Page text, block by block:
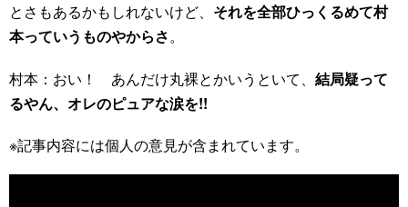
とさもあるかもしれないけど、 それを全部ひっくるめて村
本っていうものやからさ。
村本：おい！ あんだけ丸裸とかいうといて、 結局疑って
るやん、オレのピュアな涙を!!
※記事内容には個人の意見が含まれています。